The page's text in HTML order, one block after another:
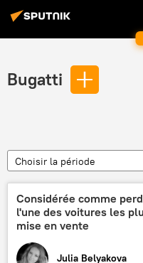
Bugatti
Choisir la période
Considérée comme
l'une des voitures les
mise en vente
Julia Belyakova